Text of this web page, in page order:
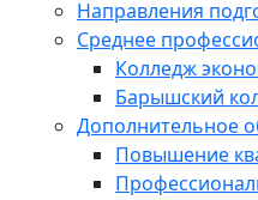
Направления
Среднее
Колледж
Барышский
Дополнительное
Повышение